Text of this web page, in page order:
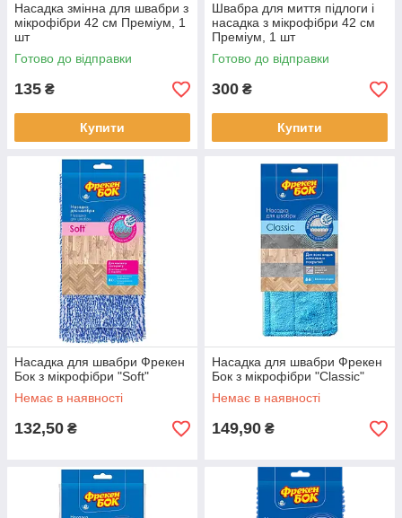
Насадка змінна для швабри з
мікрофібри 42 см Преміум, 1
шт
Готово до відправки
135 ₴
Купити
Швабра для миття підлоги і
насадка з мікрофібри 42 см
Преміум, 1 шт
Готово до відправки
300 ₴
Купити
Насадка для швабри Фрекен
Бок з мікрофібри "Soft"
Немає в наявності
132,50 ₴
Насадка для швабри Фрекен
Бок з мікрофібри "Classic"
Немає в наявності
149,90 ₴